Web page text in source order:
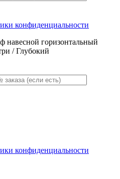
конфиденциальности
навесной горизонтальный
/ Глубокий
конфиденциальности